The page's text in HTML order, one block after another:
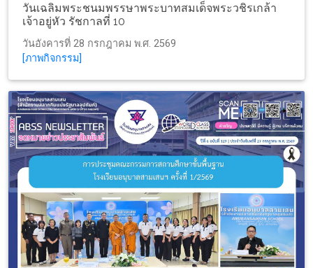
วันเฉลิมพระชนมพรรษาพระบาทสมเด็จพระวชิรเกล้า
เจ้าอยู่หัว รัชกาลที่ 10
วันอังคารที่ 28 กรกฎาคม พ.ศ. 2569
[ภาพกิจกรรม]